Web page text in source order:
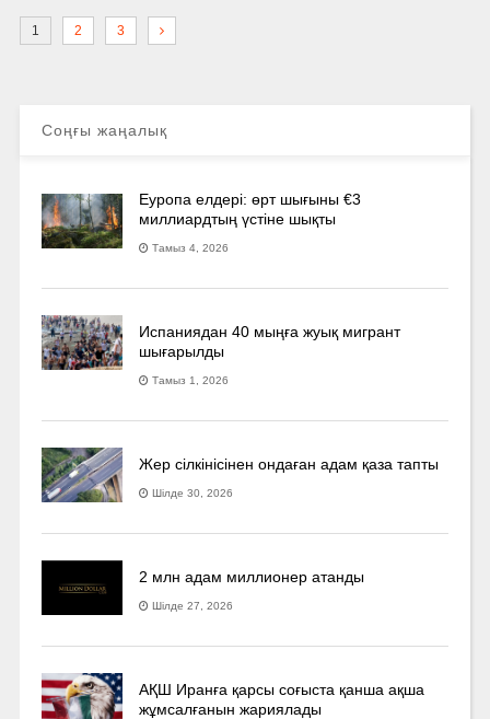
1 2 3
Соңғы жаңалық
Еуропа елдері: өрт шығыны €3
миллиардтың үстіне шықты
Тамыз 4, 2026
Испаниядан 40 мыңға жуық мигрант
шығарылды
Тамыз 1, 2026
Жер сілкінісінен ондаған адам қаза тапты
Шілде 30, 2026
2 млн адам миллионер атанды
Шілде 27, 2026
АҚШ Иранға қарсы соғыста қанша ақша
жұмсалғанын жариялады